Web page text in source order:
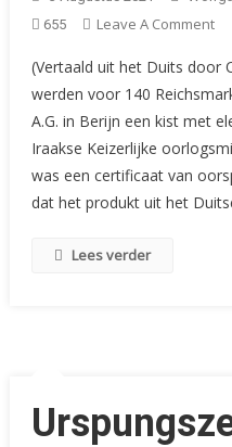
655
Leave A CommentOn
–
(Vertaald uit het Duits door
werden voor 140
A.G. in Berijn een kist met
Iraakse Keizerlijke
was een certificaat van
dat het produkt uit het
Lees verder